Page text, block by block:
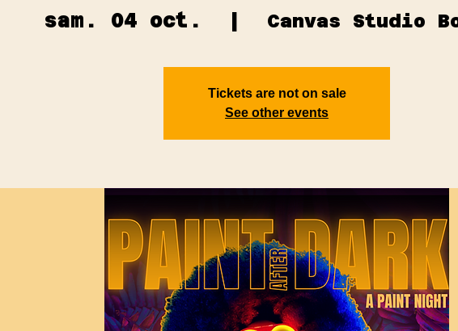
sam. 04 oct. Canvas Studio
Tickets are not on sale
See other events